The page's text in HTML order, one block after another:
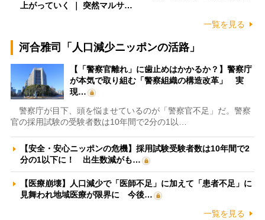
上がっていく ｜ 突然マルサ…
一覧を見る
河合雅司「人口減少ニッポンの活路」
【「警察官離れ」に歯止めはかかるか？】警察庁
が本気で取り組む「警察組織の構造改革」 実
現…
警察庁が目下、頭を悩ませているのが「警察官不足」だ。警察
官の採用試験の受験者数は10年間で2分の1以…
【安全・安心ニッポンの危機】採用試験受験者数は10年間で2
分の1以下に！ 出生数減がも…
【医療崩壊】人口減少で「医師不足」に加えて「患者不足」に
見舞われ地域医療が限界に 今後…
一覧を見る